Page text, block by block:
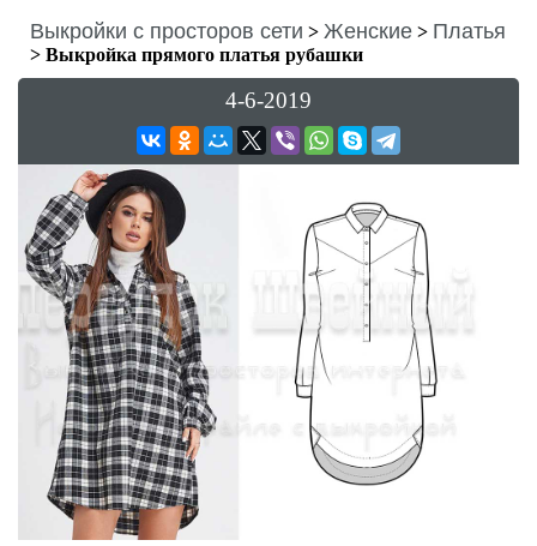
Выкройки с просторов сети > Женские > Платья
> Выкройка прямого платья рубашки
4-6-2019